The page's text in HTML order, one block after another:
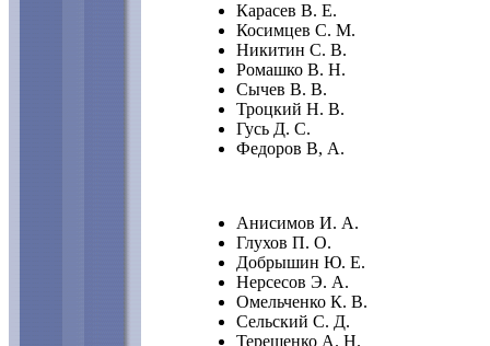
Карасев В. Е.
Косимцев С. М.
Никитин С. В.
Ромашко В. Н.
Сычев В. В.
Троцкий Н. В.
Гусь Д. С.
Федоров В, А.
Анисимов И. А.
Глухов П. О.
Добрышин Ю. Е.
Нерсесов Э. А.
Омельченко К. В.
Сельский С. Д.
Терещенко А. Н.